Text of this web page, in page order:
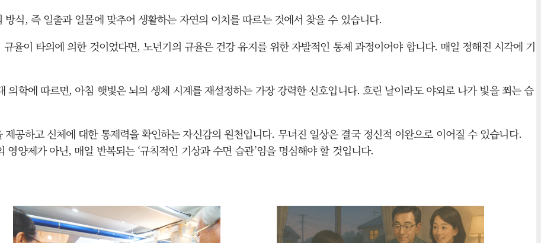
식, 즉 일출과 일몰에 맞추어 생활하는 자연의 이치를 따르는 것에서 찾을 수 있습니다.
율이 타의에 의한 것이었다면, 노년기의 규율은 건강 유지를 위한 자발적인 통제 과정이어야 합니다. 매일 정해진 시각에 기
학에 따르면, 아침 햇빛은 뇌의 생체 시계를 재설정하는 가장 강력한 신호입니다. 흐린 날이라도 야외로 나가 빛을 쬐는 습
공하고 신체에 대한 통제력을 확인하는 자신감의 원천입니다. 무너진 일상은 결국 정신적 이완으로 이어질 수 있습니다.
양제가 아닌, 매일 반복되는 ‘규칙적인 기상과 수면 습관’임을 명심해야 할 것입니다.